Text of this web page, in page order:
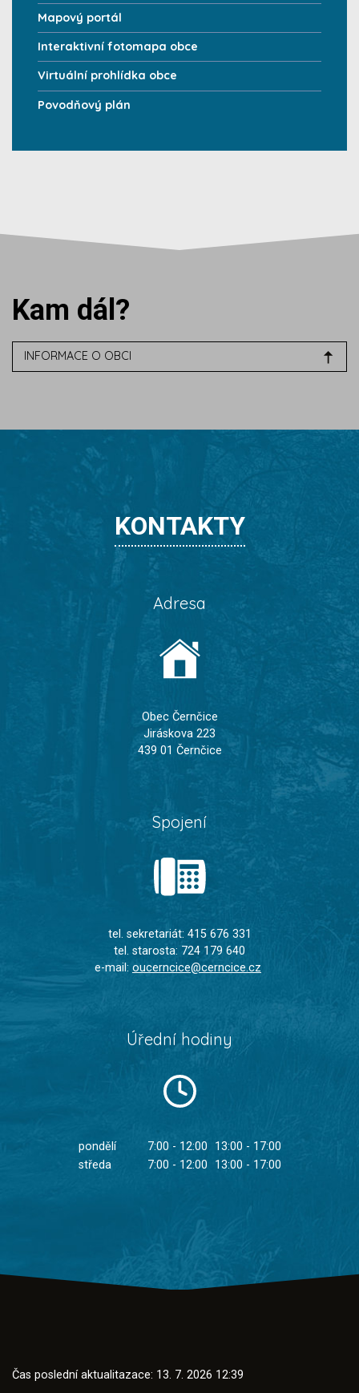
Mapový portál
Interaktivní fotomapa obce
Virtuální prohlídka obce
Povodňový plán
Kam dál?
INFORMACE O OBCI
KONTAKTY
Adresa
Obec Černčice
Jiráskova 223
439 01 Černčice
Spojení
tel. sekretariát: 415 676 331
tel. starosta: 724 179 640
e-mail: oucerncice@cerncice.cz
Úřední hodiny
pondělí 7:00 - 12:00
13:00 - 17:00
středa
7:00 - 12:00 13:00 - 17:00
Čas poslední aktualitazace: 13. 7. 2026 12:39